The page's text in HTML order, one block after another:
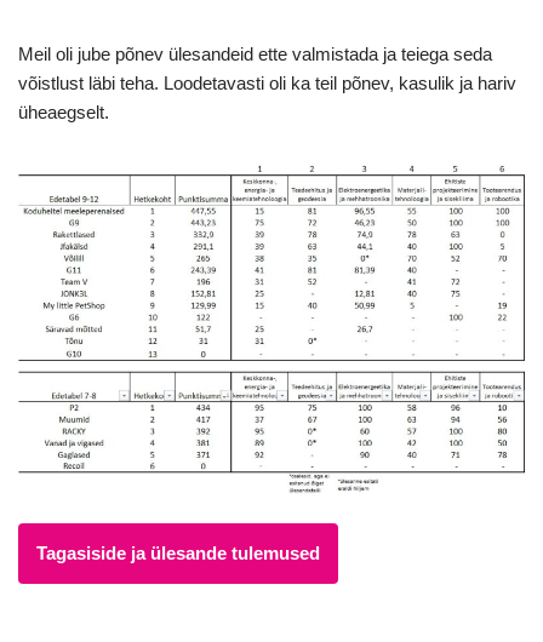
Meil oli jube põnev ülesandeid ette valmistada ja teiega seda
võistlust läbi teha. Loodetavasti oli ka teil põnev, kasulik ja hariv
üheaegselt.
Tagasiside ja ülesande tulemused